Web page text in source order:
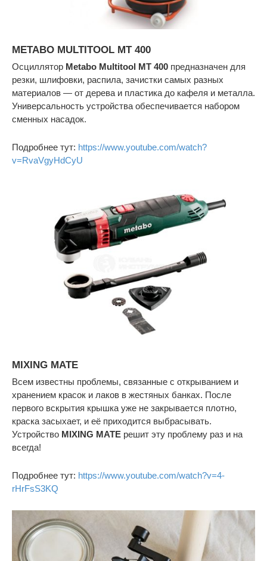
METABO MULTITOOL MT 400
Осциллятор Metabo Multitool MT 400 предназначен для
резки, шлифовки, распила, зачистки самых разных
материалов — от дерева и пластика до кафеля и металла.
Универсальность устройства обеспечивается набором
сменных насадок.
Подробнее тут: https://www.youtube.com/watch?
v=RvaVgyHdCyU
MIXING MATE
Всем известны проблемы, связанные с открыванием и
хранением красок и лаков в жестяных банках. После
первого вскрытия крышка уже не закрывается плотно,
краска засыхает, и её приходится выбрасывать.
Устройство MIXING MATE решит эту проблему раз и на
всегда!
Подробнее тут: https://www.youtube.com/watch?v=4-
rHrFsS3KQ